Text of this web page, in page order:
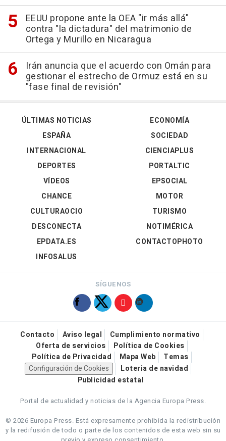
EEUU propone ante la OEA "ir más allá"
contra "la dictadura" del matrimonio de
Ortega y Murillo en Nicaragua
Irán anuncia que el acuerdo con Omán para
gestionar el estrecho de Ormuz está en su
"fase final de revisión"
ÚLTIMAS NOTICIAS
ESPAÑA
INTERNACIONAL
DEPORTES
VÍDEOS
ECONOMÍA
SOCIEDAD
CIENCIAPLUS
PORTALTIC
EPSOCIAL
CHANCE
CULTURAOCIO
DESCONECTA
EPDATA.ES
INFOSALUS
MOTOR
TURISMO
NOTIMÉRICA
CONTACTOPHOTO
SÍGUENOS
Contacto Aviso legal
Cumplimiento normativo
Oferta de servicios
Política de Cookies
Política de Privacidad
Mapa Web
Temas
Configuración de Cookies
Loteria de navidad
Publicidad estatal
Portal de actualidad y noticias de la Agencia Europa Press.
© 2026 Europa Press. Está expresamente prohibida la redistribución
y la redifusión de todo o parte de los contenidos de esta web sin su